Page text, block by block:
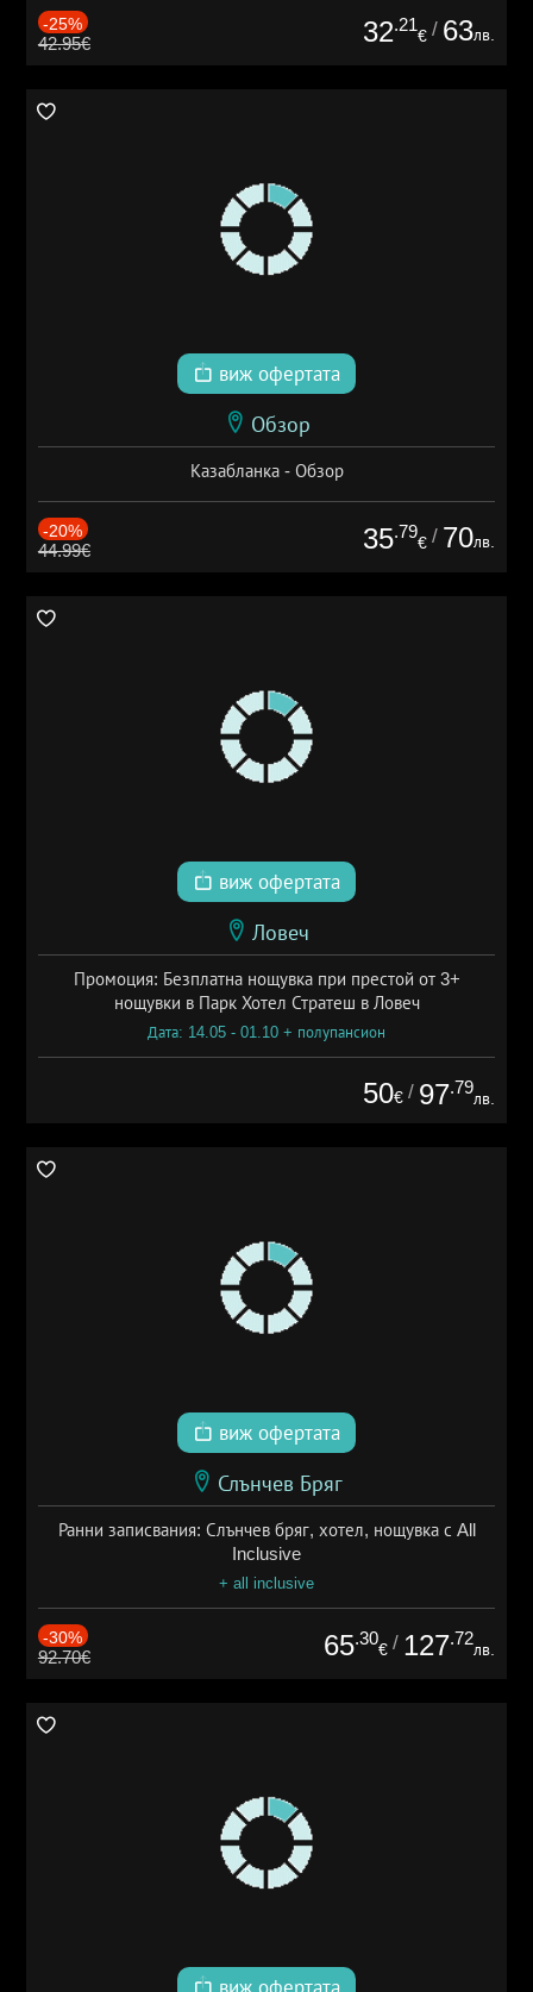
-25%
42.95€ 32.21
€ / 63лв.
виж офертата
Обзор
Казабланка - Обзор
-20%
44.99€ 35.79
€ / 70лв.
виж офертата
Ловеч
Промоция: Безплатна нощувка при престой от 3+
нощувки в Парк Хотел Стратеш в Ловеч
Дата: 14.05 - 01.10 + полупансион
50€ / 97.79
лв.
виж офертата
Слънчев Бряг
Ранни записвания: Слънчев бряг, хотел, нощувка с All
Inclusive
+ all inclusive
-30%
92.70€ 65.30
€ / 127.72
лв.